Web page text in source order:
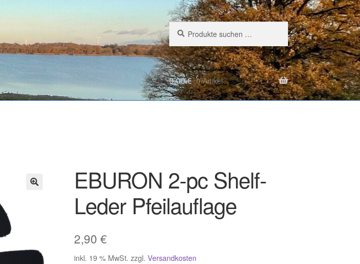
Suchen
nach:
Suchen
0,00€ 0 Artikel
EBURON 2-pc Shelf-
Leder Pfeilauflage
2,90 €
inkl. 19 % MwSt. zzgl. Versandkosten